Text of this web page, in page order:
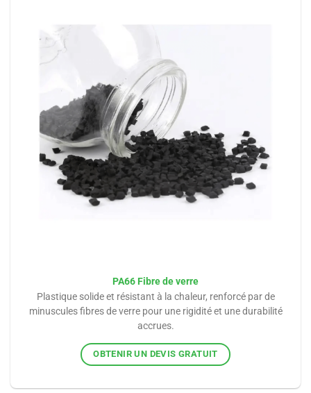
PA66 Fibre de verre
Plastique solide et résistant à la chaleur, renforcé par de
minuscules fibres de verre pour une rigidité et une durabilité
accrues.
OBTENIR UN DEVIS GRATUIT